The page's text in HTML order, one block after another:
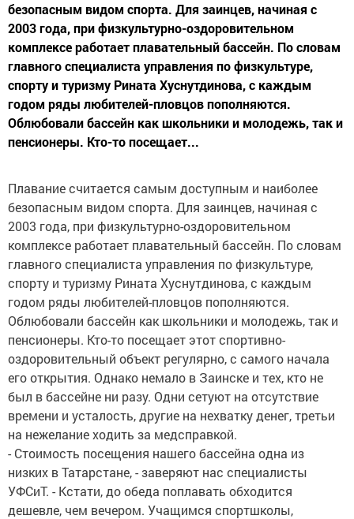
безопасным видом спорта. Для заинцев, начиная с
2003 года, при физкультурно-оздоровительном
комплексе работает плавательный бассейн. По словам
главного специалиста управления по физкультуре,
спорту и туризму Рината Хуснутдинова, с каждым
годом ряды любителей-пловцов пополняются.
Облюбовали бассейн как школьники и молодежь, так и
пенсионеры. Кто-то посещает...
Плавание считается самым доступным и наиболее
безопасным видом спорта. Для заинцев, начиная с
2003 года, при физкультурно-оздоровительном
комплексе работает плавательный бассейн. По словам
главного специалиста управления по физкультуре,
спорту и туризму Рината Хуснутдинова, с каждым
годом ряды любителей-пловцов пополняются.
Облюбовали бассейн как школьники и молодежь, так и
пенсионеры. Кто-то посещает этот спортивно-
оздоровительный объект регулярно, с самого начала
его открытия. Однако немало в Заинске и тех, кто не
был в бассейне ни разу. Одни сетуют на отсутствие
времени и усталость, другие на нехватку денег, третьи
на нежелание ходить за медсправкой.
- Стоимость посещения нашего бассейна одна из
низких в Татарстане, - заверяют нас специалисты
УФСиТ. - Кстати, до обеда поплавать обходится
дешевле, чем вечером. Учащимся спортшколы,